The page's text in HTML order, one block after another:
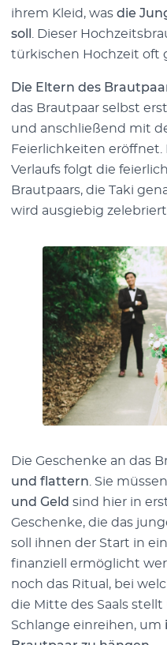
ihrem Kleid, was die
soll
. Dieser
türkischen Hochzeit oft
Die Eltern des
das Brautpaar selbst
und anschließend mit
Feierlichkeiten eröffnet.
Verlaufs folgt die
Brautpaars, die Taki
wird ausgiebig zelebriert.
Die Geschenke an das
und flattern . Sie
und Geld sind hier in
Geschenke, die das
soll ihnen der Start in
finanziell ermöglicht
noch das Ritual, bei
die Mitte des Saals
Schlange einreihen, um